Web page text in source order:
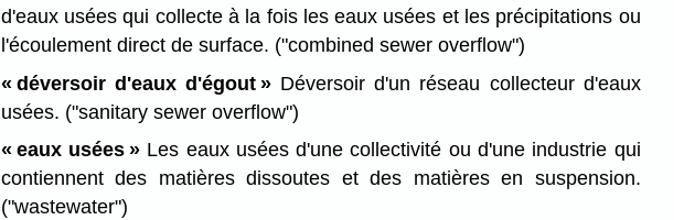
d'eaux usées qui collecte à la fois les eaux usées et les précipitations ou
l'écoulement direct de surface. ("combined sewer overflow")
« déversoir d'eaux d'égout » Déversoir d'un réseau collecteur d'eaux
usées. ("sanitary sewer overflow")
« eaux usées » Les eaux usées d'une collectivité ou d'une industrie qui
contiennent des matières dissoutes et des matières en suspension.
("wastewater")